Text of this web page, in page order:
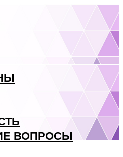
ВОПРОСЫ